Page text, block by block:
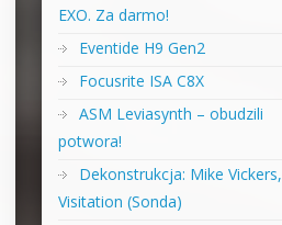
EXO. Za darmo!
Eventide H9 Gen2
Focusrite ISA C8X
ASM Leviasynth – obudzili
potwora!
Dekonstrukcja: Mike Vickers,
Visitation (Sonda)